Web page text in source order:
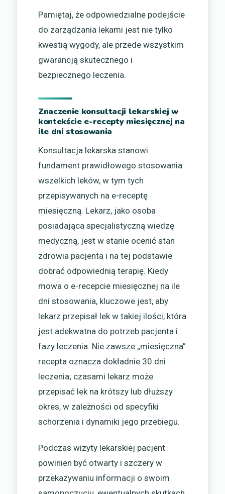
Pamiętaj, że odpowiedzialne podejście
do zarządzania lekami jest nie tylko
kwestią wygody, ale przede wszystkim
gwarancją skutecznego i
bezpiecznego leczenia.
Znaczenie konsultacji lekarskiej w
kontekście e-recepty miesięcznej na
ile dni stosowania
Konsultacja lekarska stanowi
fundament prawidłowego stosowania
wszelkich leków, w tym tych
przepisywanych na e-receptę
miesięczną. Lekarz, jako osoba
posiadająca specjalistyczną wiedzę
medyczną, jest w stanie ocenić stan
zdrowia pacjenta i na tej podstawie
dobrać odpowiednią terapię. Kiedy
mowa o e-recepcie miesięcznej na ile
dni stosowania, kluczowe jest, aby
lekarz przepisał lek w takiej ilości, która
jest adekwatna do potrzeb pacjenta i
fazy leczenia. Nie zawsze „miesięczna”
recepta oznacza dokładnie 30 dni
leczenia; czasami lekarz może
przepisać lek na krótszy lub dłuższy
okres, w zależności od specyfiki
schorzenia i dynamiki jego przebiegu.
Podczas wizyty lekarskiej pacjent
powinien być otwarty i szczery w
przekazywaniu informacji o swoim